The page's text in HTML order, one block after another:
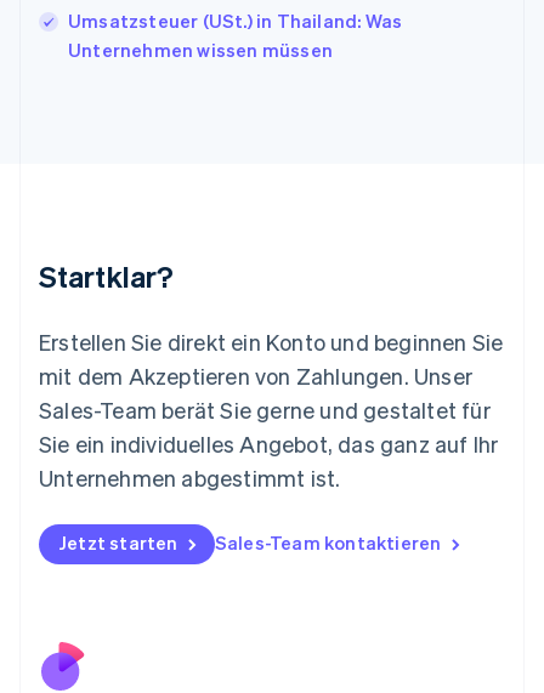
Umsatzsteuer (USt.) in Thailand: Was
Unternehmen wissen müssen
Startklar?
Erstellen Sie direkt ein Konto und beginnen Sie
mit dem Akzeptieren von Zahlungen. Unser
Sales-Team berät Sie gerne und gestaltet für
Sie ein individuelles Angebot, das ganz auf Ihr
Unternehmen abgestimmt ist.
Jetzt starten Sales-Team kontaktieren
Kroatien
English Italiano
English简体中文
English
Mexiko
Español English
Neuseeland
English
NederlandsEnglish
English
Österreich
Portugal
Português